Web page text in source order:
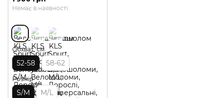
Немає в наявності
Обхват, см
52-58 58-62
Розмір
S/M M/L